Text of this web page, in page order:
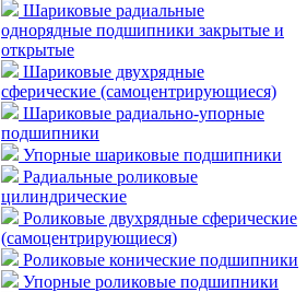
Шариковые радиальные
однорядные подшипники закрытые и
открытые
Шариковые двухрядные
сферические (самоцентрирующиеся)
Шариковые радиально-упорные
подшипники
Упорные шариковые подшипники
Радиальные роликовые
цилиндрические
Роликовые двухрядные сферические
(самоцентрирующиеся)
Роликовые конические подшипники
Упорные роликовые подшипники